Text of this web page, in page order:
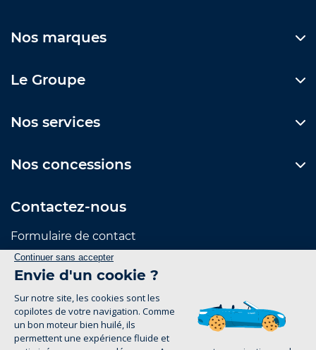
Nos marques
Le Groupe
Nos services
Nos concessions
Contactez-nous
Formulaire de contact
Suivez-nous
Mentions Légales
Politique de confidentialité